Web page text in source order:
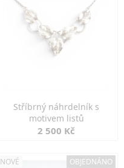
Stříbrný náhrdelník s
motivem listů
2 500 Kč
NOVÉ OBJEDNÁNO